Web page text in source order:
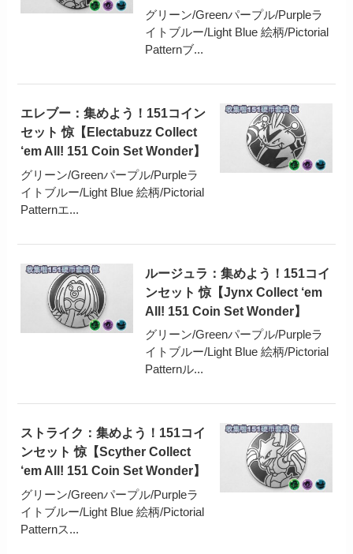
グリーン/Greenパープル/Purpleラ
イトブルー/Light Blue 絵柄/Pictorial
Patternブ...
エレブー：集めよう！151コイン
セット 惊【Electabuzz Collect
‘em All! 151 Coin Set Wonder】
グリーン/Greenパープル/Purpleラ
イトブルー/Light Blue 絵柄/Pictorial
Patternエ...
ルージュラ：集めよう！151コイ
ンセット 惊【Jynx Collect ‘em
All! 151 Coin Set Wonder】
グリーン/Greenパープル/Purpleラ
イトブルー/Light Blue 絵柄/Pictorial
Patternル...
ストライク：集めよう！151コイ
ンセット 惊【Scyther Collect
‘em All! 151 Coin Set Wonder】
グリーン/Greenパープル/Purpleラ
イトブルー/Light Blue 絵柄/Pictorial
Patternス...